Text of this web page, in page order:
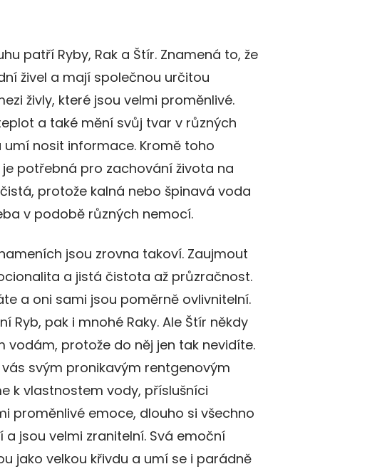
patří Ryby, Rak a Štír. Znamená to, že
živel a mají společnou určitou
živly, které jsou velmi proměnlivé.
a také mění svůj tvar v různých
nosit informace. Kromě toho
potřebná pro zachování života na
protože kalná nebo špinavá voda
v podobě různých nemocí.
jsou zrovna takoví. Zaujmout
a jistá čistota až průzračnost.
a oni sami jsou poměrně ovlivnitelní.
Ryb, pak i mnohé Raky. Ale Štír někdy
protože do něj jen tak nevidíte.
svým pronikavým rentgenovým
k vlastnostem vody, příslušníci
proměnlivé emoce, dlouho si všechno
jsou velmi zranitelní. Svá emoční
jako velkou křivdu a umí se i parádně